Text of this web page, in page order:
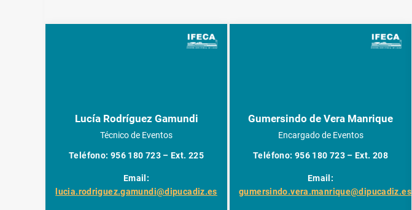
Lucía Rodríguez Gamundi
Técnico de Eventos
Teléfono: 956 180 723 – Ext. 225
Email:
lucia.rodriguez.gamundi@dipucadiz.es
Gumersindo de Vera Manrique
Encargado de Eventos
Teléfono: 956 180 723 – Ext. 208
Email:
gumersindo.vera.manrique@dipucadiz.es